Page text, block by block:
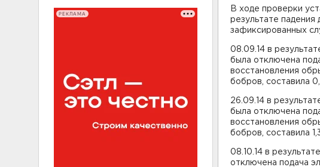
РЕКЛАМА
В ходе проверки
результате
зафиксированных
08.09.14 в
была отключена
восстановления
бобров, составила
26.09.14 в
была отключена
восстановления
бобров, составила
08.10.14 в
отключена подача